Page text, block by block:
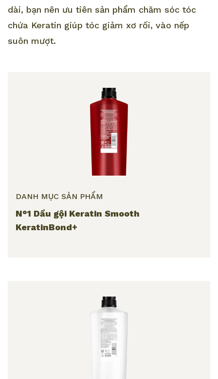
dài, bạn nên ưu tiên sản phẩm chăm sóc tóc
chứa Keratin giúp tóc giảm xơ rối, vào nếp
suôn mượt.
DANH MỤC SẢN PHẨM
N°1 Dầu gội Keratin Smooth
KeratinBond+